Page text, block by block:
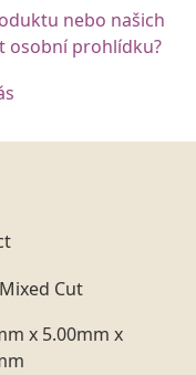
nebo našich
osobní prohlídku?
Cut
x 5.00mm x